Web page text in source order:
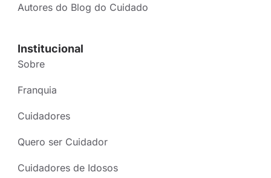
Autores do Blog do Cuidado
Institucional
Sobre
Franquia
Cuidadores
Quero ser Cuidador
Cuidadores de Idosos